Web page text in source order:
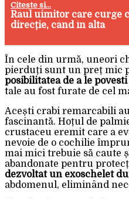
Citeste si...
Râul uimitor care curge
direcție, când în alta
În cele din urmă, uneori
pierduți sunt un preț mic
posibilitatea de a le
tale au fost furate de cel
Acești crabi remarcabili
fascinantă. Hoțul de
crustaceu eremit care a
nevoie de o cochilie
mai mici trebuie să caute
abandonate pentru
dezvoltat un exoschelet
abdomenul, eliminând